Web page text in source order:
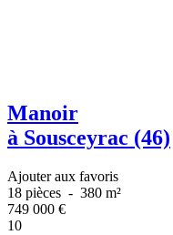
Manoir
à Sousceyrac (46)
Ajouter aux favoris
18 pièces - 380 m²
749 000 €
10